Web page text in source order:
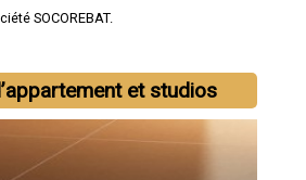
SOCOREBAT.
et studios